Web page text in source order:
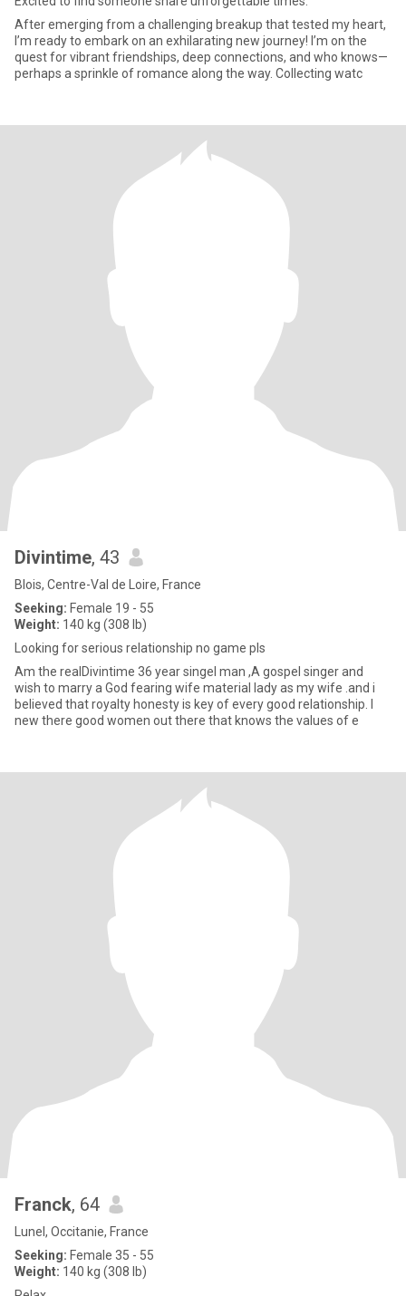
After emerging from a challenging breakup that tested my heart,
I’m ready to embark on an exhilarating new journey! I’m on the
quest for vibrant friendships, deep connections, and who knows—
perhaps a sprinkle of romance along the way. Collecting watc
Divintime, 43
Blois, Centre-Val de Loire, France
Seeking: Female 19 - 55
Weight: 140 kg (308 lb)
Looking for serious relationship no game pls
Am the realDivintime 36 year singel man ,A gospel singer and
wish to marry a God fearing wife material lady as my wife .and i
believed that royalty honesty is key of every good relationship. I
new there good women out there that knows the values of e
Franck, 64
Lunel, Occitanie, France
Seeking: Female 35 - 55
Weight: 140 kg (308 lb)